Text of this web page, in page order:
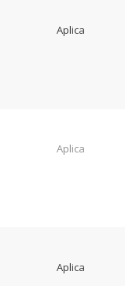
Aplica
Aplica
Aplica